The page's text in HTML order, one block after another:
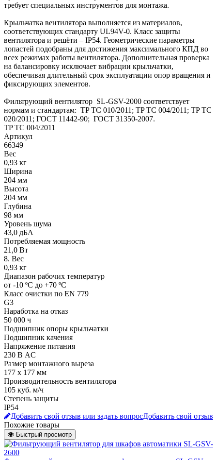
требует специальных инструментов для монтажа.
Крыльчатка вентилятора выполняется из материалов,
соответствующих стандарту UL94V-0. Класс защиты
вентилятора и решёти – IP54. Геометрические параметры
лопастей подобраны для достижения максимального КПД во
всех режимах работы вентилятора. Дополнительная проверка
на балансировку исключает вибрации крыльчатки,
обеспечивая длительный срок эксплуатации опор вращения и
фиксирующих элементов.
Фильтрующий вентилятор SL-GSV-2000 соответствует
нормам и стандартам: TP TC 010/2011; TP TC 004/2011; TP TC
020/2011; ГОСТ 11442-90; ГОСТ 31350-2007.
TP TC 004/2011
Артикул
66349
Вес
0,93 кг
Ширина
204 мм
Высота
204 мм
Глубина
98 мм
Уровень шума
43,0 дБА
Потребляемая мощность
21,0 Вт
8. Вес
0,93 кг
Диапазон рабочих температур
от -10 ºC до +70 ºC
Класс очистки по EN 779
G3
Наработка на отказ
50 000 ч
Подшипник опоры крыльчатки
Подшипник качения
Напряжение питания
230 В АC
Размер монтажного выреза
177 x 177 мм
Производительность вентилятора
105 куб. м/ч
Степень защиты
IP54
Добавить свой отзыв или задать вопросДобавить свой отзыв
Похожие товары
Быстрый просмотр